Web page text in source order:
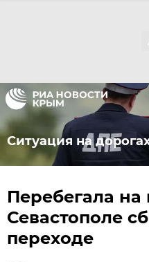
Ситуация на
Перебегала на
Севастополе
переходе